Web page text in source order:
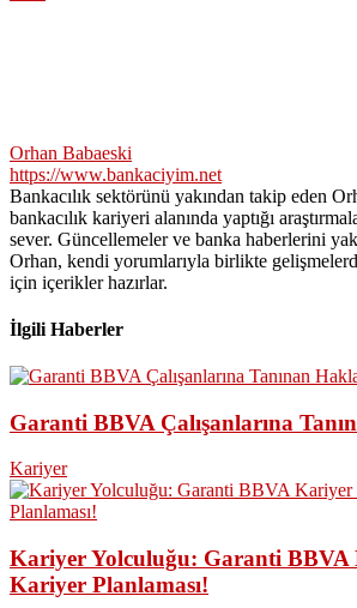
Orhan Babaeski
https://www.bankaciyim.net
Bankacılık sektörünü yakından takip eden
bankacılık kariyeri alanında yaptığı
sever. Güncellemeler ve banka haberlerini
Orhan, kendi yorumlarıyla birlikte
için içerikler hazırlar.
İlgili Haberler
Garanti BBVA Çalışanlarına
Kariyer
Kariyer Yolculuğu: Garanti BBVA
Kariyer Planlaması!